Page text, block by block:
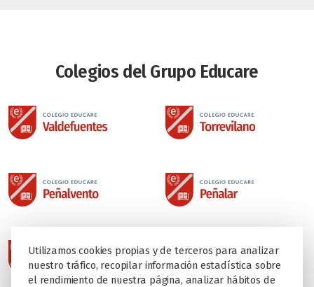
Colegios del Grupo Educare
Utilizamos cookies propias y de terceros para analizar
nuestro tráfico, recopilar información estadística sobre
el rendimiento de nuestra página, analizar hábitos de